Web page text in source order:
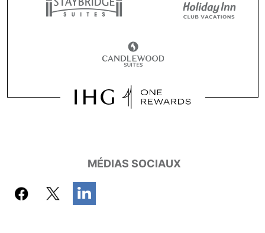
MÉDIAS SOCIAUX